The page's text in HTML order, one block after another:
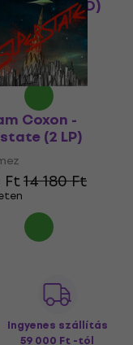
High (CD)
Coxon -
(2 LP)
Ft14 180 Ft
Ingyenes szállítás
59 000 Ft -tól